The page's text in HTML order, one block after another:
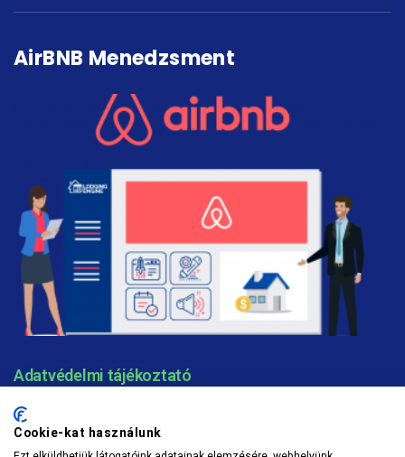
AirBNB Menedzsment
Adatvédelmi tájékoztató
Cookie-kat használunk